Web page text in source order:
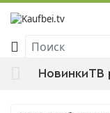
Поиск
НовинкиТВ
Стартовая страница
Деликатесы и